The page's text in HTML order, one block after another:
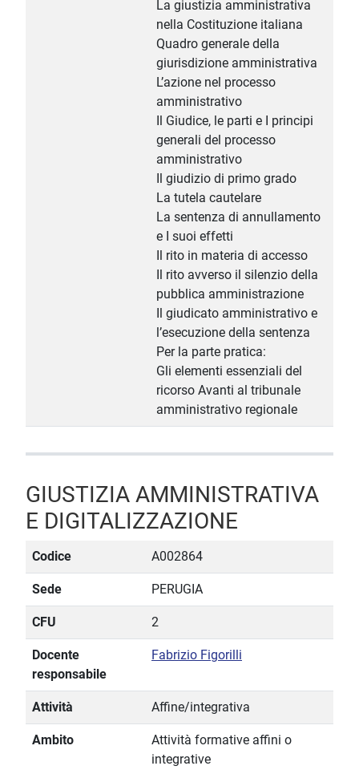
La giustizia amministrativa
nella Costituzione italiana
Quadro generale della
giurisdizione amministrativa
L’azione nel processo
amministrativo
Il Giudice, le parti e I principi
generali del processo
amministrativo
Il giudizio di primo grado
La tutela cautelare
La sentenza di annullamento
e I suoi effetti
Il rito in materia di accesso
Il rito avverso il silenzio della
pubblica amministrazione
Il giudicato amministrativo e
l’esecuzione della sentenza
Per la parte pratica:
Gli elementi essenziali del
ricorso Avanti al tribunale
amministrativo regionale
GIUSTIZIA AMMINISTRATIVA
E DIGITALIZZAZIONE
Codice A002864
Sede PERUGIA
CFU 2
Docente
responsabile
Fabrizio Figorilli
Attività Affine/integrativa
Ambito
Attività formative affini o
integrative